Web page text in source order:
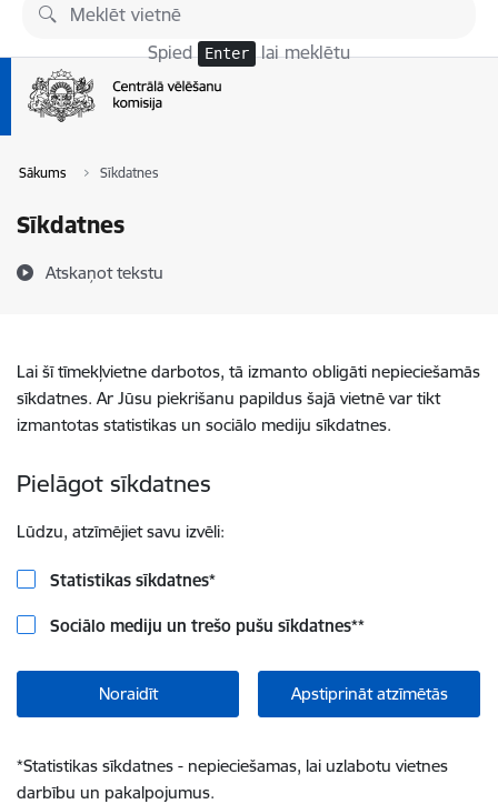
Pāriet uz lapas saturu
Spied Enter lai meklētu
Sākums Sīkdatnes
Sīkdatnes
Atskaņot tekstu
Lai šī tīmekļvietne darbotos, tā izmanto obligāti nepieciešamās
sīkdatnes. Ar Jūsu piekrišanu papildus šajā vietnē var tikt
izmantotas statistikas un sociālo mediju sīkdatnes.
Pielāgot sīkdatnes
Lūdzu, atzīmējiet savu izvēli:
Statistikas sīkdatnes*
Sociālo mediju un trešo pušu sīkdatnes**
Noraidīt Apstiprināt atzīmētās
*Statistikas sīkdatnes - nepieciešamas, lai uzlabotu vietnes
darbību un pakalpojumus.